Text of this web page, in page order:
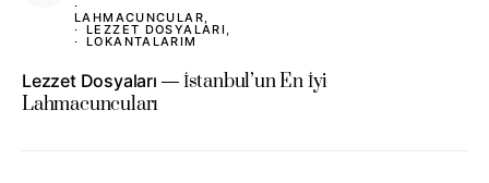
LAHMACUNCULAR
LEZZET DOSYALARI
LOKANTALARIM
Lezzet Dosyaları
İstanbul’un En İyi
Lahmacuncuları